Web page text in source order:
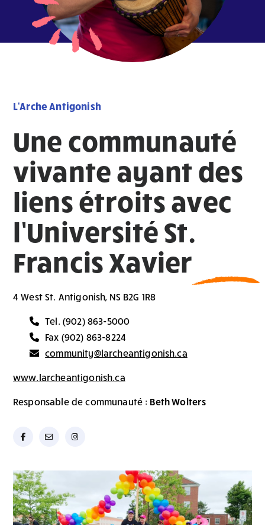
L'Arche Antigonish
Une communauté
vivante ayant des
liens étroits avec
l’Université St.
Francis Xavier
4 West St. Antigonish, NS B2G 1R8
Tel. (902) 863-5000
Fax (902) 863-8224
community@larcheantigonish.ca
www.larcheantigonish.ca
Responsable de communauté : Beth Wolters